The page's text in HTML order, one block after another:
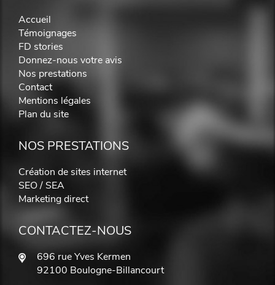
Accueil
Témoignages
FD stories
Donnez-nous votre avis
Nos prestations
Contact
Mentions légales
Plan du site
NOS PRESTATIONS
Création de sites internet
SEO / SEA
Marketing direct
CONTACTEZ-NOUS
696 rue Yves Kermen
92100 Boulogne-Billancourt